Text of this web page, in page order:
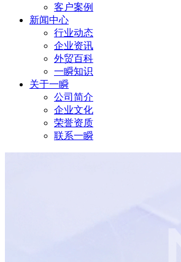
客户案例
新闻中心
行业动态
企业资讯
外贸百科
一瞬知识
关于一瞬
公司简介
企业文化
荣誉资质
联系一瞬